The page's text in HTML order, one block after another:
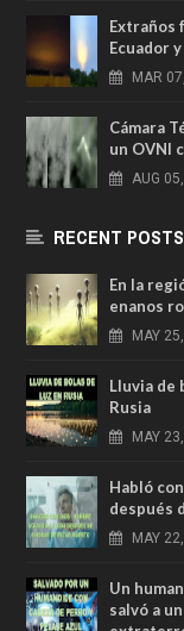
Extraños
Ecuador
MAR 07,
Cámara
un OVNI
AUG 05,
RECENT POSTS
En la
enanos
MAY 25,
Lluvia de
Rusia
MAY 23,
Habló
después
MAY 22,
Un
salvó a